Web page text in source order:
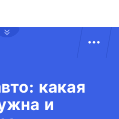
какая
и